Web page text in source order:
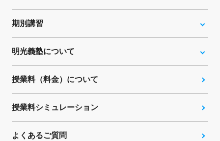
期別講習
明光義塾について
授業料（料金）について
授業料シミュレーション
よくあるご質問